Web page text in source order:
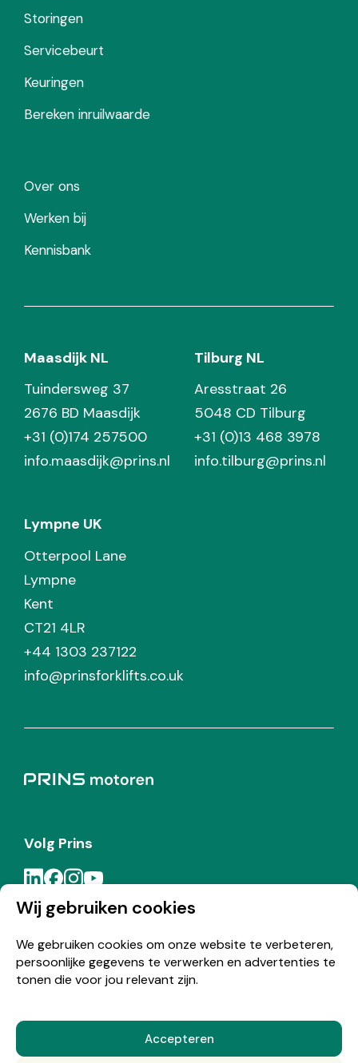
Wij gebruiken cookies
We gebruiken cookies om onze website te verbeteren,
persoonlijke gegevens te verwerken en advertenties te
tonen die voor jou relevant zijn.
Accepteren
Storingen
Servicebeurt
Keuringen
Bereken inruilwaarde
Over ons
Werken bij
Kennisbank
Maasdijk NL
Tuindersweg 37
2676 BD Maasdijk
+31 (0)174 257500
info.maasdijk@prins.nl
Tilburg NL
Aresstraat 26
5048 CD Tilburg
+31 (0)13 468 3978
info.tilburg@prins.nl
Lympne UK
Otterpool Lane
Lympne
Kent
CT21 4LR
+44 1303 237122
info@prinsforklifts.co.uk
Volg Prins
Meld je aan voor de Prins nieuwsbrief
© Copyright 2026 Prins